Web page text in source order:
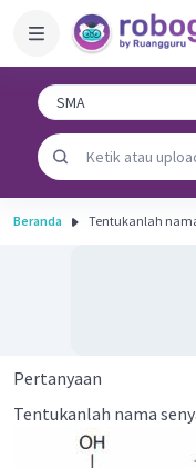
Beranda Tentukanlah
Pertanyaan
Tentukanlah nama